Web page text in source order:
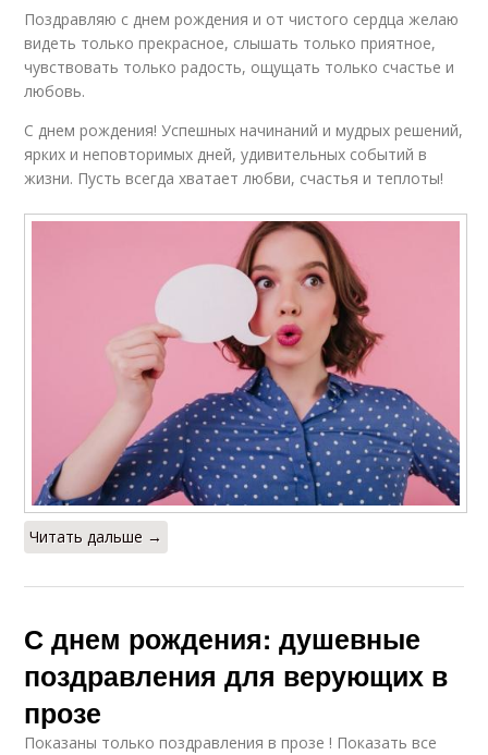
Поздравляю с днем рождения и от чистого сердца желаю
видеть только прекрасное, слышать только приятное,
чувствовать только радость, ощущать только счастье и
любовь.
С днем рождения! Успешных начинаний и мудрых решений,
ярких и неповторимых дней, удивительных событий в
жизни. Пусть всегда хватает любви, счастья и теплоты!
Читать дальше →
С днем рождения: душевные
поздравления для верующих в
прозе
Показаны только поздравления в прозе ! Показать все